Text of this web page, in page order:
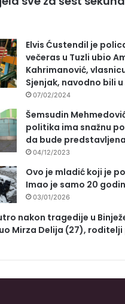
Elvis Ćustendil je
večeras u Tuzli ubio
Kahrimanović,
Sjenjak, navodno bili u
07/02/2024
Šemsudin
politika ima snažnu
da bude predstavljena
04/12/2023
Ovo je mladić koji je
Imao je samo 20
03/01/2026
nakon tragedije u
Mirza Delija (27),